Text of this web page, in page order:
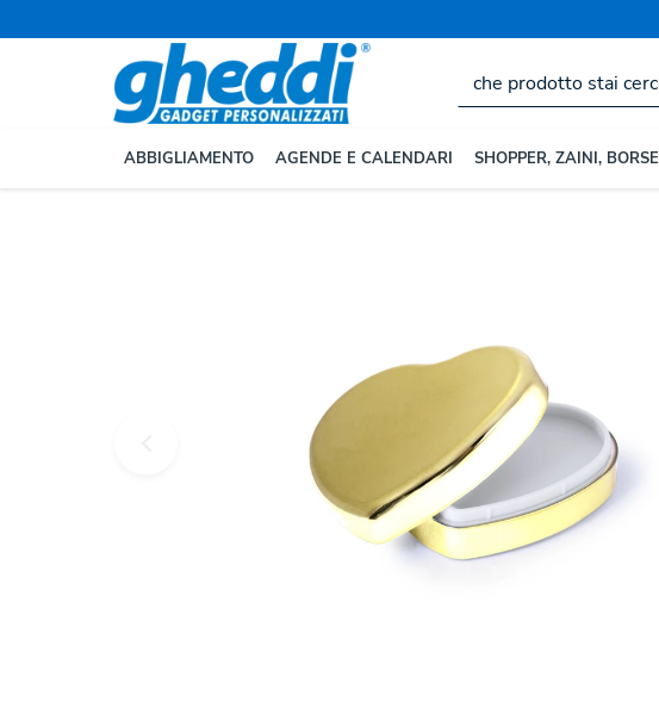
ABBIGLIAMENTO AGENDE E CALENDARI SHOPPER, ZAINI, BORSE